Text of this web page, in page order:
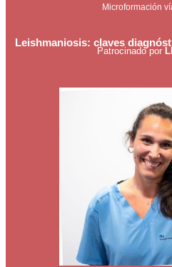
Microformación
Leishmaniosis: claves
Patrocinado por